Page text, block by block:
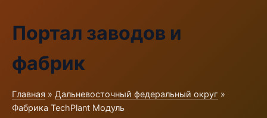
Портал заводов и
фабрик
Главная » Дальневосточный федеральный округ »
Фабрика TechPlant Модуль